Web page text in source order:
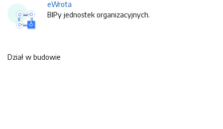
eWrota
BIPy jednostek organizacyjnych.
Dział w budowie